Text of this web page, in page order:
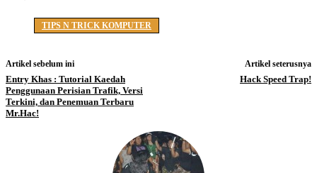
TIPS N TRICK KOMPUTER
Artikel sebelum ini
Entry Khas : Tutorial Kaedah
Penggunaan Perisian Trafik, Versi
Terkini, dan Penemuan Terbaru
Mr.Hac!
Artikel seterusnya
Hack Speed Trap!